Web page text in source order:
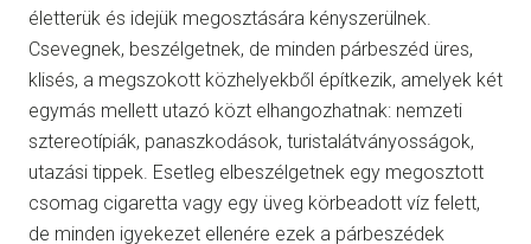
életterük és idejük megosztására kényszerülnek.
Csevegnek, beszélgetnek, de minden párbeszéd üres,
klisés, a megszokott közhelyekből építkezik, amelyek két
egymás mellett utazó közt elhangozhatnak: nemzeti
sztereotípiák, panaszkodások, turistalátványosságok,
utazási tippek. Esetleg elbeszélgetnek egy megosztott
csomag cigaretta vagy egy üveg körbeadott víz felett,
de minden igyekezet ellenére ezek a párbeszédek